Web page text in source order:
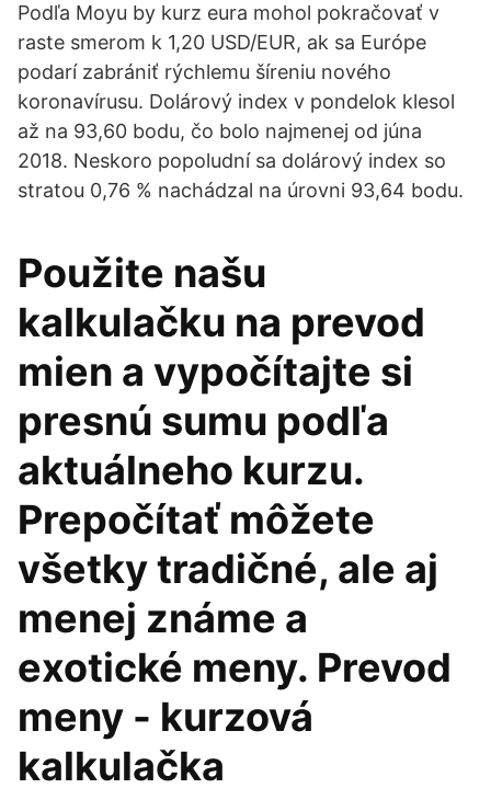
Podľa Moyu by kurz eura mohol pokračovať v
raste smerom k 1,20 USD/EUR, ak sa Európe
podarí zabrániť rýchlemu šíreniu nového
koronavírusu. Dolárový index v pondelok klesol
až na 93,60 bodu, čo bolo najmenej od júna
2018. Neskoro popoludní sa dolárový index so
stratou 0,76 % nachádzal na úrovni 93,64 bodu.
Použite našu
kalkulačku na prevod
mien a vypočítajte si
presnú sumu podľa
aktuálneho kurzu.
Prepočítať môžete
všetky tradičné, ale aj
menej známe a
exotické meny. Prevod
meny - kurzová
kalkulačka